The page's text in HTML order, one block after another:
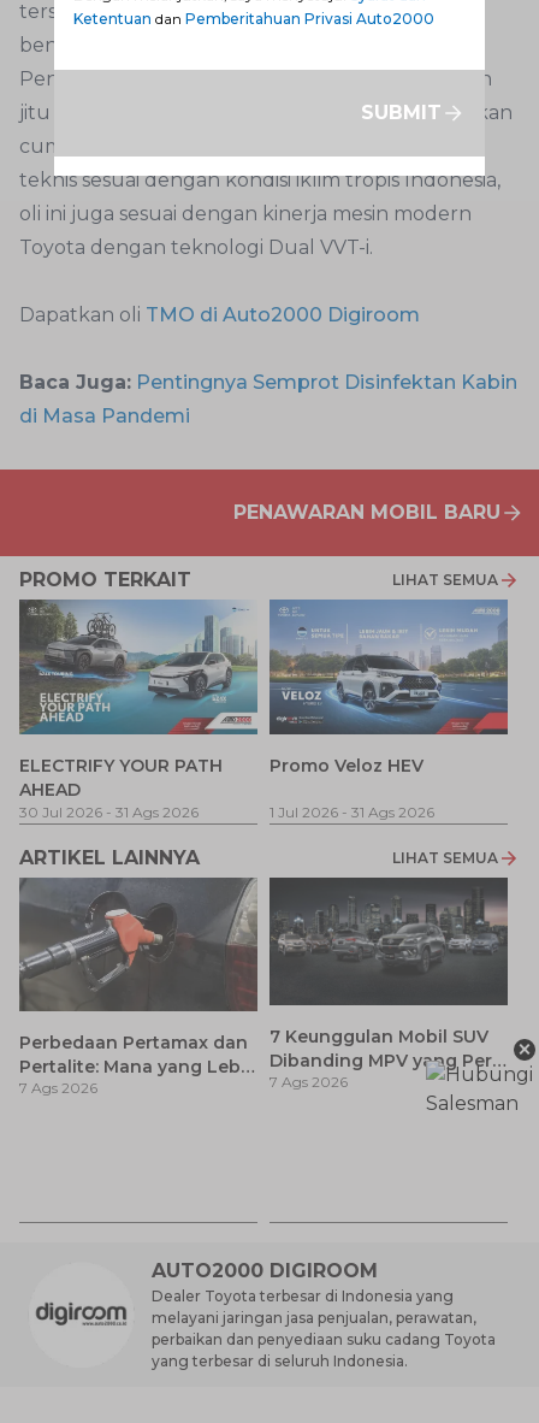
tersebut selama pekerjaannya dilakukan di
bengkel Auto2000.
Penggunaan oli mesin TMO merupakan langkah
jitu untuk menjaga performa mesin Avanza. Bukan
cuma memiliki nilai viskositas maupun spesifikasi
teknis sesuai dengan kondisi iklim tropis Indonesia,
oli ini juga sesuai dengan kinerja mesin modern
Toyota dengan teknologi Dual VVT-i.
Dapatkan oli TMO di Auto2000 Digiroom
Baca Juga: Pentingnya Semprot Disinfektan Kabin
di Masa Pandemi
PENAWARAN MOBIL BARU
PROMO TERKAIT LIHAT SEMUA
ELECTRIFY YOUR PATH
AHEAD
30 Jul 2026 - 31 Ags 2026
Promo Veloz HEV
1 Jul 2026 - 31 Ags 2026
ARTIKEL LAINNYA LIHAT SEMUA
Perbedaan Pertamax dan
Pertalite: Mana yang Lebih
Baik untuk Mobil Toyota
7 Ags 2026
7 Keunggulan Mobil SUV
Dibanding MPV yang Perlu
Anda Ketahui
7 Ags 2026
AUTO2000 DIGIROOM
Dealer Toyota terbesar di Indonesia yang
melayani jaringan jasa penjualan, perawatan,
perbaikan dan penyediaan suku cadang Toyota
yang terbesar di seluruh Indonesia.
×
Ketentuan dan Pemberitahuan Privasi Auto2000
SUBMIT